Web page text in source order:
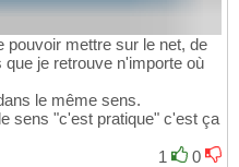
pouvoir mettre sur le net, de
je retrouve n'importe où
le même sens.
sens "c'est pratique" c'est ça
1
0